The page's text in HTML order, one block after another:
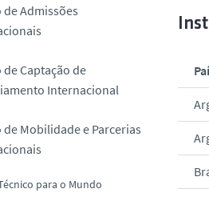
de Admissões
de Captação de
Internacional
de Mobilidade e Parcerias
para o Mundo